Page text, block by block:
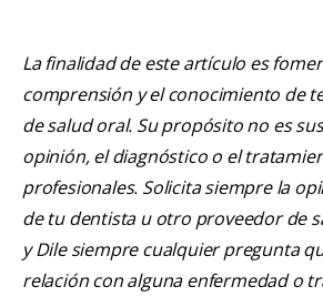
La finalidad de este artículo es
comprensión y el conocimiento de
de salud oral. Su propósito no es
opinión, el diagnóstico o el
profesionales. Solicita siempre la
de tu dentista u otro proveedor de
y Dile siempre cualquier pregunta
relación con alguna enfermedad o